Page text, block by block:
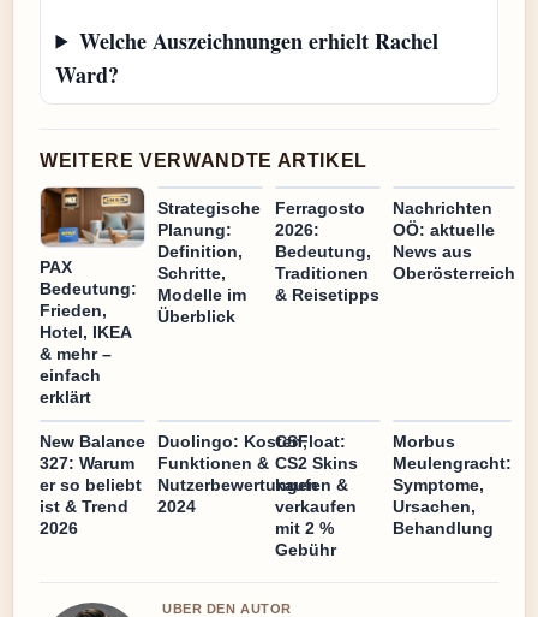
Welche Auszeichnungen erhielt Rachel
Ward?
WEITERE VERWANDTE ARTIKEL
PAX
Bedeutung:
Frieden,
Hotel, IKEA
& mehr –
einfach
erklärt
Strategische
Planung:
Definition,
Schritte,
Modelle im
Überblick
Ferragosto
2026:
Bedeutung,
Traditionen
& Reisetipps
Nachrichten
OÖ: aktuelle
News aus
Oberösterreich
New Balance
327: Warum
er so beliebt
ist & Trend
2026
Duolingo: Kosten,
Funktionen &
Nutzerbewertungen
2024
CSFloat:
CS2 Skins
kaufen &
verkaufen
mit 2 %
Gebühr
Morbus
Meulengracht:
Symptome,
Ursachen,
Behandlung
UBER DEN AUTOR